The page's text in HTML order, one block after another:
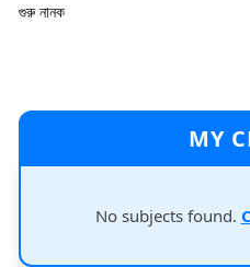
গুরু নানক
MY
No subjects found.